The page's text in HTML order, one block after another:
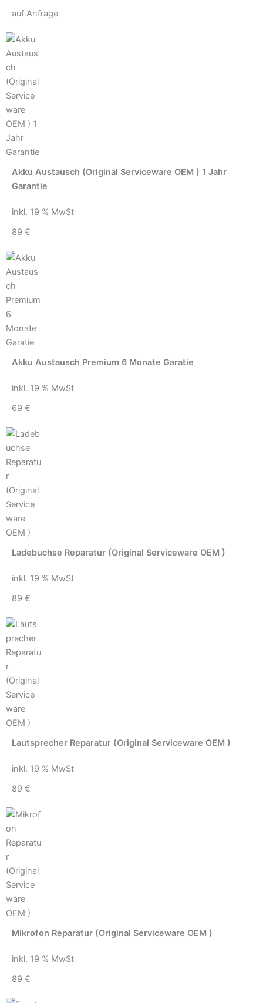
auf Anfrage
Akku Austausch (Original Serviceware OEM ) 1 Jahr
Garantie
inkl. 19 % MwSt
89 €
Akku Austausch Premium 6 Monate Garatie
inkl. 19 % MwSt
69 €
Ladebuchse Reparatur (Original Serviceware OEM )
inkl. 19 % MwSt
89 €
Lautsprecher Reparatur (Original Serviceware OEM )
inkl. 19 % MwSt
89 €
Mikrofon Reparatur (Original Serviceware OEM )
inkl. 19 % MwSt
89 €